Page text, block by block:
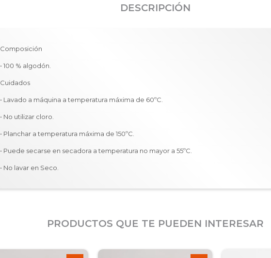
DESCRIPCIÓN
Composición
• 100 % algodón.
Cuidados
• Lavado a máquina a temperatura máxima de 60ºC.
• No utilizar cloro.
• Planchar a temperatura máxima de 150ºC.
• Puede secarse en secadora a temperatura no mayor a 55ºC.
• No lavar en Seco.
PRODUCTOS QUE TE PUEDEN INTERESAR